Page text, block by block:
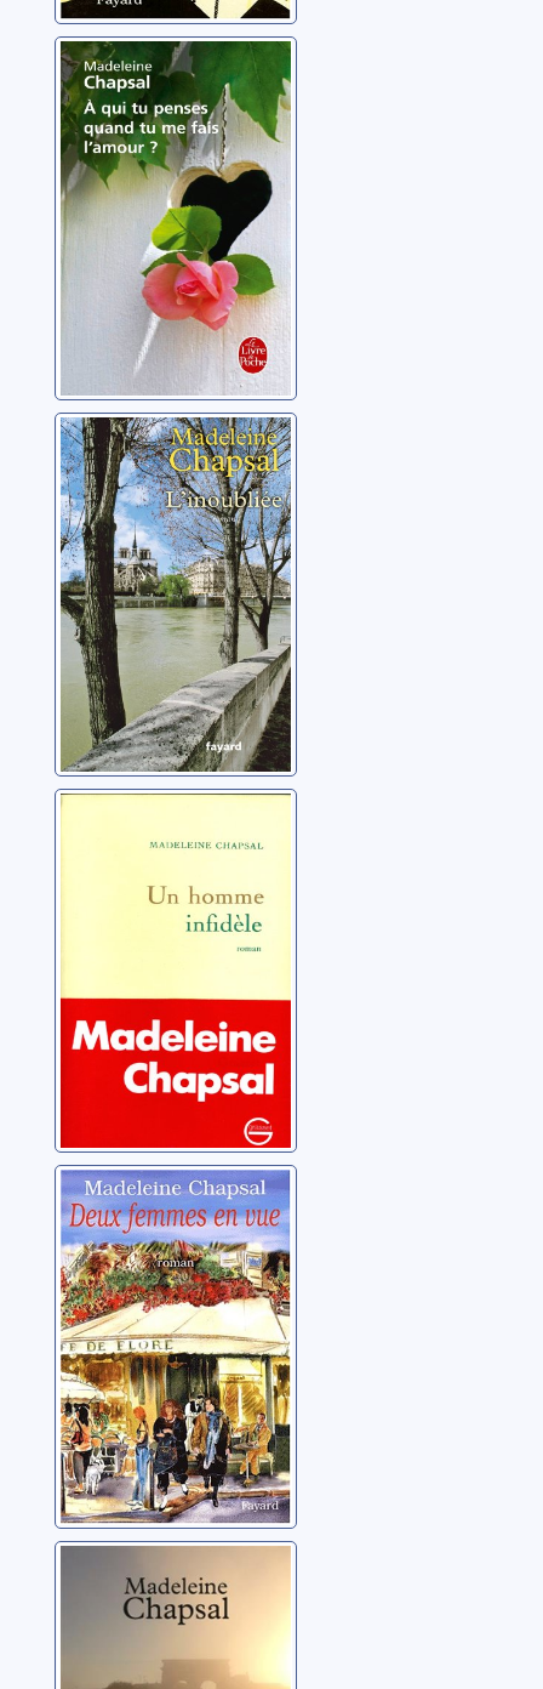
À qui tu penses
quand tu me fais
l'amour ?
Chapsal, Madeleine
L'inoubliée
Chapsal, Madeleine
Un homme
infidèle
Chapsal, Madeleine
Deux femmes en
vue
Chapsal, Madeleine
sur notre amour